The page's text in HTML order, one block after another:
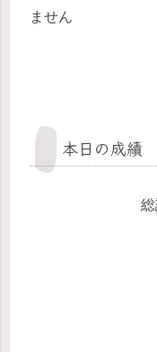
ません
本日の成績